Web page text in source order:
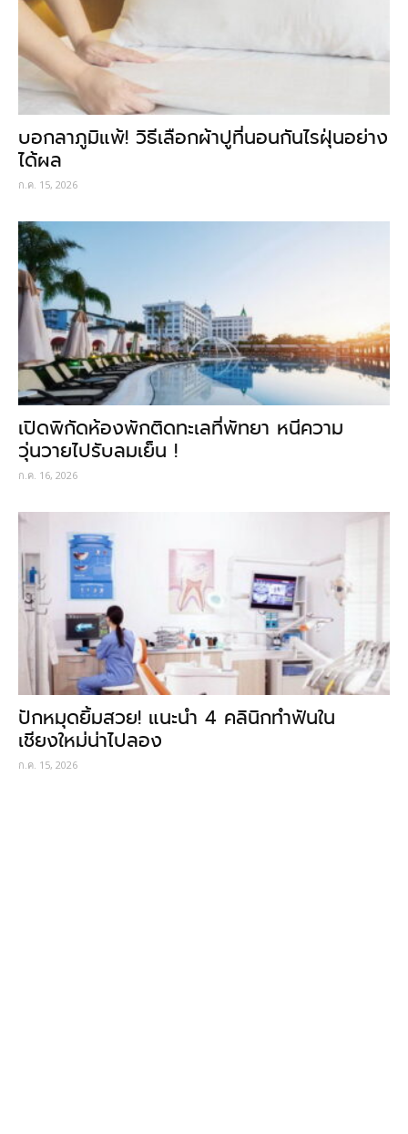
บอกลาภูมิแพ้! วิธีเลือกผ้าปูที่นอนกันไรฝุ่นอย่าง
ได้ผล
ก.ค. 15, 2026
เปิดพิกัดห้องพักติดทะเลที่พัทยา หนีความ
วุ่นวายไปรับลมเย็น !
ก.ค. 16, 2026
ปักหมุดยิ้มสวย! แนะนำ 4 คลินิกทำฟันใน
เชียงใหม่น่าไปลอง
ก.ค. 15, 2026